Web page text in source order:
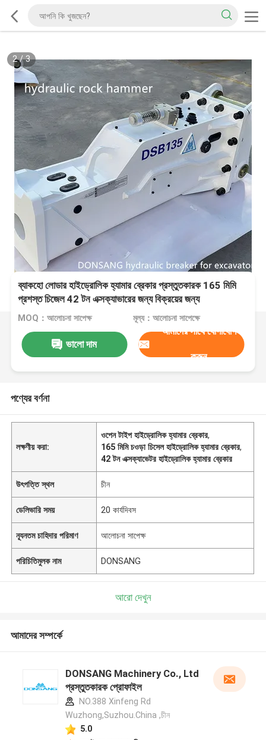
2/3
ব্যাকহো লোডার হাইড্রোলিক হ্যামার ব্রেকার প্রস্তুতকারক 165 মিমি
প্রশস্ত চিজেল 42 টন এক্সক্যাভারের জন্য বিক্রয়ের জন্য
MOQ：আলোচনা সাপেক্ষ মূল্য：আলোচনা সাপেক্ষে
ভালো দাম
আমাদের সাথে যোগাযোগ
করুন
পণ্যের বর্ণনা
লক্ষণীয় করা:
ওপেন টাইপ হাইড্রোলিক হ্যামার ব্রেকার,
165 মিমি চওড়া চিসেল হাইড্রোলিক হ্যামার ব্রেকার,
42 টন এক্সক্যাভেটর হাইড্রোলিক হ্যামার ব্রেকার
উৎপত্তি স্থল চীন
ডেলিভারি সময় 20 কার্যদিবস
ন্যূনতম চাহিদার পরিমাণ আলোচনা সাপেক্ষ
পরিচিতিমুলক নাম DONSANG
আরো দেখুন
আমাদের সম্পর্কে
DONSANG Machinery Co., Ltd
প্রস্তুতকারক প্রোফাইল
NO.388 Xinfeng Rd
Wuzhong,Suzhou.China ,চীন
5.0